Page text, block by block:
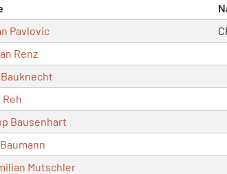
Pavlovic
Renz
Reh
Bausenhart
Mutschler